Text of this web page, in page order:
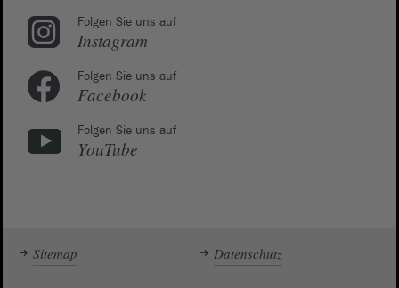
Folgen Sie uns auf
Instagram
Folgen Sie uns auf
Facebook
Folgen Sie uns auf
YouTube
Sitemap Datenschutz